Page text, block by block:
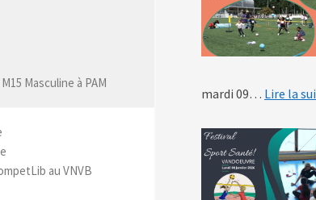
Masculine à PAM
au VNVB
mardi 09… Lire la